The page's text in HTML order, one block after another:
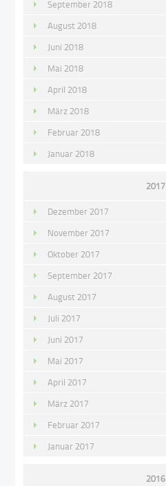
September 2018
August 2018
Juni 2018
Mai 2018
April 2018
März 2018
Februar 2018
Januar 2018
2017
Dezember 2017
November 2017
Oktober 2017
September 2017
August 2017
Juli 2017
Juni 2017
Mai 2017
April 2017
März 2017
Februar 2017
Januar 2017
2016